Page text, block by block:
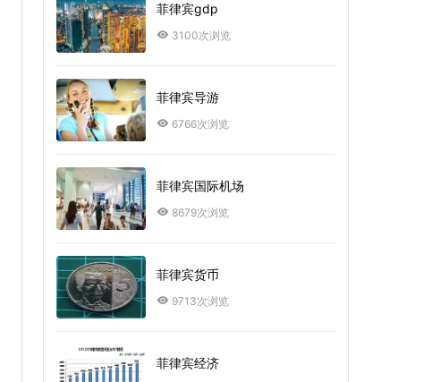
菲律宾gdp
3100次浏览
菲律宾导游
6766次浏览
菲律宾国际机场
8679次浏览
菲律宾货币
9713次浏览
菲律宾经济